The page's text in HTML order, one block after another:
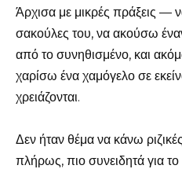
Άρχισα με μικρές πράξεις —
σακούλες του, να ακούσω
από το συνηθισμένο, και
χαρίσω ένα χαμόγελο σε
χρειάζονται.
Δεν ήταν θέμα να κάνω
πλήρως, πιο συνειδητά για